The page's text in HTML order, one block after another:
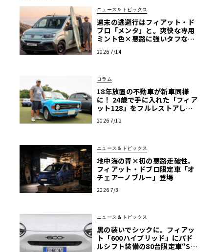
ニュース＆トピックス
週末の逃避行はフィアット・ド
ブロ「メンタ」と。爽快な専用
ミント色×悪路に強いタフなMP
2026 7/14
コラム
18年放置の不動車が新車同様
に！ 24歳で手に入れた「フィア
ット128」をフルレストアした
2026 7/12
ニュース＆トピックス
地中海の青×初の悪路走破性。
フィアット・ドブロ限定車「オ
チェアーノブルー」登場
2026 7/3
ニュース＆トピックス
黒の装いでシックに。フィアッ
ト「600ハイブリッド」にパド
ルシフト装備の80台限定車“Sp